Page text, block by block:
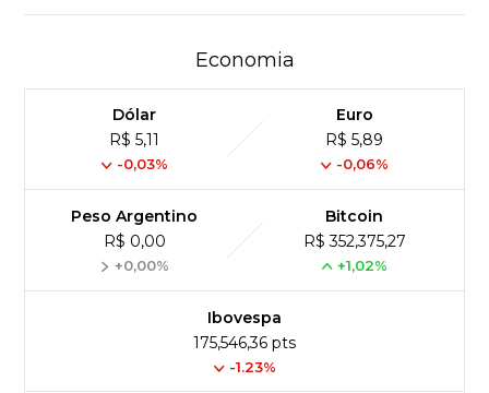
Economia
Dólar
R$ 5,11
-0,03%
Euro
R$ 5,89
-0,06%
Peso Argentino
R$ 0,00
+0,00%
Bitcoin
R$ 352,375,27
+1,02%
Ibovespa
175,546,36 pts
-1.23%